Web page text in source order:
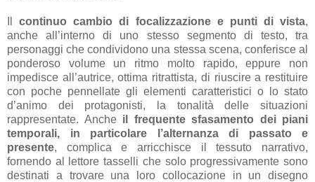
Ilcontinuo cambio di focalizzazione e punti di vista,
anche all’interno di uno stesso segmento di testo, tra
personaggi che condividono una stessa scena, conferisce al
ponderoso volume un ritmo molto rapido, eppure non
impedisce all’autrice, ottima ritrattista, di riuscire a restituire
con poche pennellate gli elementi caratteristici o lo stato
d’animo dei protagonisti, la tonalità delle situazioni
rappresentate. Anche il frequente sfasamento dei piani
temporali, in particolare l’alternanza di passato e
presente, complica e arricchisce il tessuto narrativo,
fornendo al lettore tasselli che solo progressivamente sono
destinati a trovare una loro collocazione in un disegno